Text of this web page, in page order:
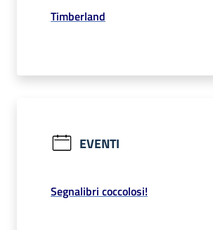
Timberland
EVENTI
Segnalibri coccolosi!